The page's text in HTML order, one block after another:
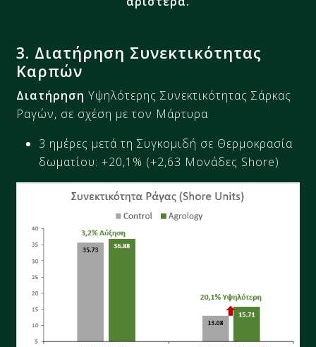
3. Διατήρηση Συνεκτικότητας
Καρπών
Διατήρηση Υψηλότερης ΣυνεκτικότηταςΣάρκας
Ραγών, σε σχέση με τον Μάρτυρα
3 ημέρες μετά τη Συγκομιδή σε Θερμοκρασία
δωματίου: +20,1 % (+2,63 Μονάδες Shore)